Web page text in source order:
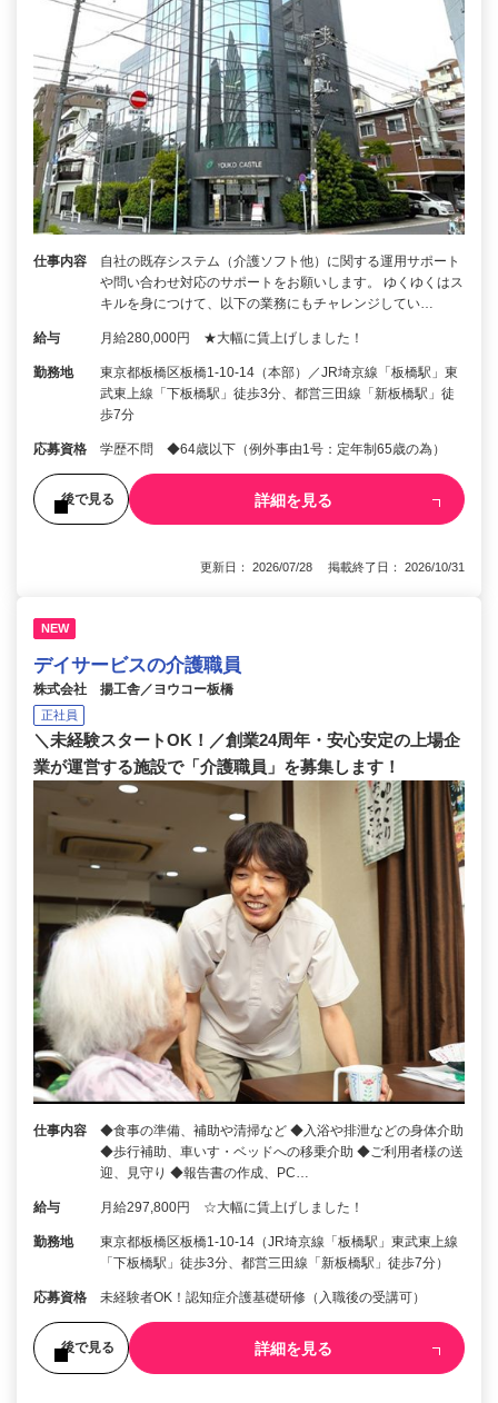
仕事内容
自社の既存システム（介護ソフト他）に関する運用サポート
や問い合わせ対応のサポートをお願いします。 ゆくゆくはス
キルを身につけて、以下の業務にもチャレンジしてい…
給与 月給280,000円 ★大幅に賃上げしました！
勤務地
東京都板橋区板橋1-10-14（本部）／JR埼京線「板橋駅」東
武東上線「下板橋駅」徒歩3分、都営三田線「新板橋駅」徒
歩7分
応募資格 学歴不問 ◆64歳以下（例外事由1号：定年制65歳の為）
後で見る 詳細を見る
更新日： 2026/07/28 掲載終了日： 2026/10/31
NEW
デイサービスの介護職員
株式会社 揚工舎／ヨウコー板橋
正社員
＼未経験スタートOK！／創業24周年・安心安定の上場企
業が運営する施設で「介護職員」を募集します！
仕事内容
◆食事の準備、補助や清掃など ◆入浴や排泄などの身体介助
◆歩行補助、車いす・ベッドへの移乗介助 ◆ご利用者様の送
迎、見守り ◆報告書の作成、PC…
給与 月給297,800円 ☆大幅に賃上げしました！
勤務地
東京都板橋区板橋1-10-14（JR埼京線「板橋駅」東武東上線
「下板橋駅」徒歩3分、都営三田線「新板橋駅」徒歩7分）
応募資格 未経験者OK！認知症介護基礎研修（入職後の受講可）
後で見る 詳細を見る